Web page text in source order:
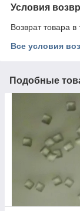
Условия
Возврат товара
Все условия
Подобные